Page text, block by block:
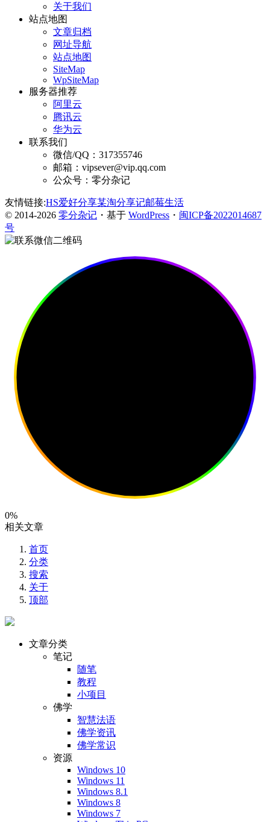
关于我们
站点地图
文章归档
网址导航
站点地图
SiteMap
WpSiteMap
服务器推荐
阿里云
腾讯云
华为云
联系我们
微信/QQ：317355746
邮箱：vipsever@vip.qq.com
公众号：零分杂记
友情链接:HS爱好分享某淘分享记邮莓生活
© 2014-2026 零分杂记 ・基于 WordPress ・ 闽ICP备2022014687
号
0%
相关文章
首页
分类
搜索
关于
顶部
文章分类
笔记
随笔
教程
小项目
佛学
智慧法语
佛学资讯
佛学常识
资源
Windows 10
Windows 11
Windows 8.1
Windows 8
Windows 7